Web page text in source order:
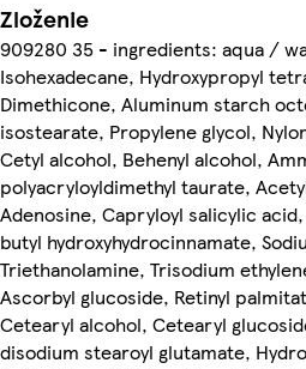
Zloženie
909280 35 - ingredients: aqua /
Isohexadecane, Hydroxypropyl
Dimethicone, Aluminum starch
isostearate, Propylene glycol,
Cetyl alcohol, Behenyl alcohol,
polyacryloyldimethyl taurate,
Adenosine, Capryloyl salicylic
butyl hydroxyhydrocinnamate,
Triethanolamine, Trisodium
Ascorbyl glucoside, Retinyl
Cetearyl alcohol, Cetearyl
disodium stearoyl glutamate,